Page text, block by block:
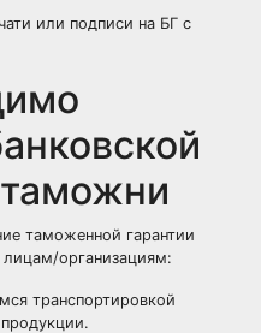
или подписи на БГ с
таможенной гарантии
организациям:
транспортировкой